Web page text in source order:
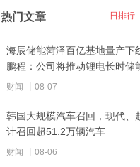
霍尔木兹海峡关闭致伊拉克石
17:51
日本福岛第一核电站附属建筑
17:48
金科股份与重庆通用人工智能
热门文章 日排行
海辰储能菏泽百亿基地量产下
鹏程：公司将推动锂电长时储
交付
财闻 08-07
韩国大规模汽车召回，现代、
计召回超51.2万辆汽车
财闻 08-06